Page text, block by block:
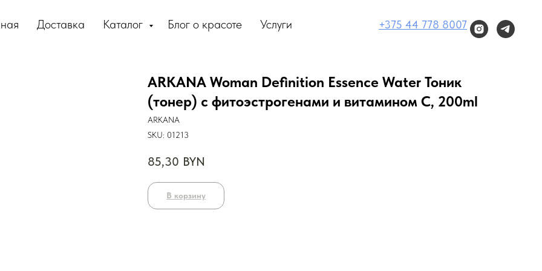
Доставка Каталог Блог о красоте Услуги +375 44 778 8007
ARKANA Woman Definition Essence Water Тоник
(тонер) с фитоэстрогенами и витамином C, 200ml
ARKANA
SKU: 01213
85,30 BYN
В корзину